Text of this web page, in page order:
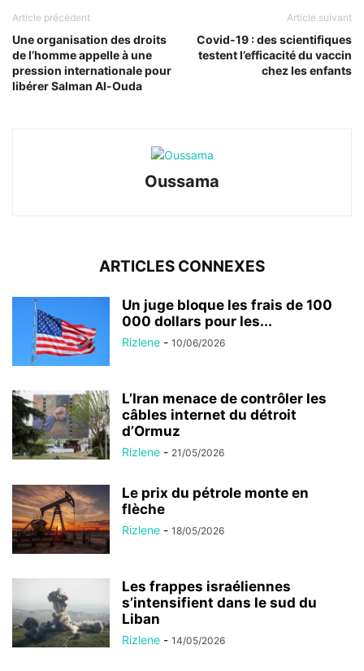
Article précédent
Une organisation des droits
de l’homme appelle à une
pression internationale pour
libérer Salman Al-Ouda
Article suivant
Covid-19 : des scientifiques
testent l’efficacité du vaccin
chez les enfants
Oussama
ARTICLES CONNEXES
Un juge bloque les frais de 100
000 dollars pour les...
Rizlene - 10/06/2026
L’Iran menace de contrôler les
câbles internet du détroit
d’Ormuz
Rizlene - 21/05/2026
Le prix du pétrole monte en
flèche
Rizlene - 18/05/2026
Les frappes israéliennes
s’intensifient dans le sud du
Liban
Rizlene - 14/05/2026